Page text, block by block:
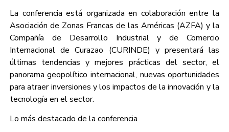
La conferencia está organizada en colaboración entre la
Asociación de Zonas Francas de las Américas (AZFA) y la
Compañía de Desarrollo Industrial y de Comercio
Internacional de Curazao (CURINDE) y presentará las
últimas tendencias y mejores prácticas del sector, el
panorama geopolítico internacional, nuevas oportunidades
para atraer inversiones y los impactos de la innovación y la
tecnología en el sector.
Lo más destacado de la conferencia